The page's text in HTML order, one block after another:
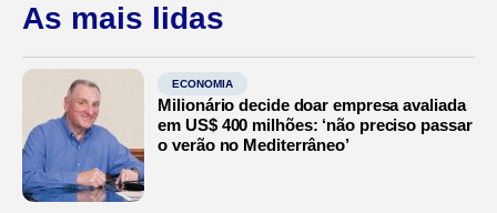
As mais lidas
ECONOMIA
Milionário decide doar empresa avaliada
em US$ 400 milhões: ‘não preciso passar
o verão no Mediterrâneo’